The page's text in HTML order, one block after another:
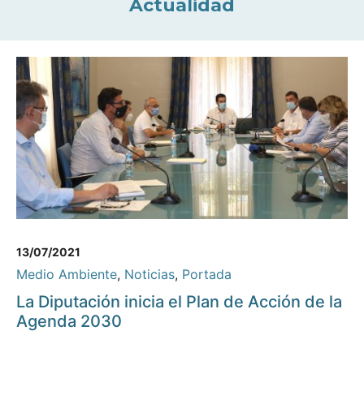
Actualidad
13/07/2021
Medio Ambiente, Noticias, Portada
La Diputación inicia el Plan de Acción de la
Agenda 2030